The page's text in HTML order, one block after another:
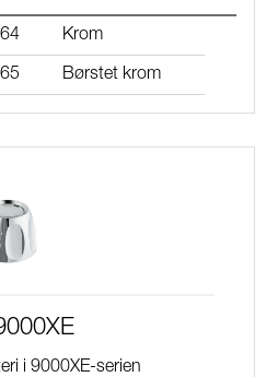
Krom
Børstet krom
i 9000XE-serien